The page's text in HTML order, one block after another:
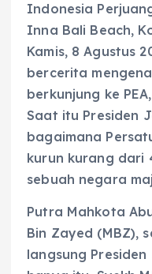
Indonesia
Inna Bali Beach,
Kamis, 8 Agustus
bercerita
berkunjung ke
Saat itu Presiden
bagaimana
kurun kurang dari
sebuah negara
Putra Mahkota
Bin Zayed (MBZ),
langsung